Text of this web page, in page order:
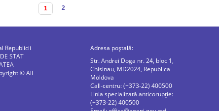
1 2
Republicii
STAT
© All
Adresa poștală:
Str. Andrei Doga nr. 24, bloc 1,
Chisinau, MD2024, Republica
Moldova
Call-centru: (+373-22) 400500
Linia specializată anticorupție:
(+373-22) 400500